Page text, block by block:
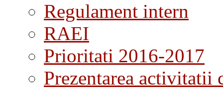
Regulament intern
RAEI
Prioritati 2016-2017
Prezentarea activitatii